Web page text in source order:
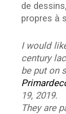
de
propres à
I would
century
be put on
19, 2019.
They are